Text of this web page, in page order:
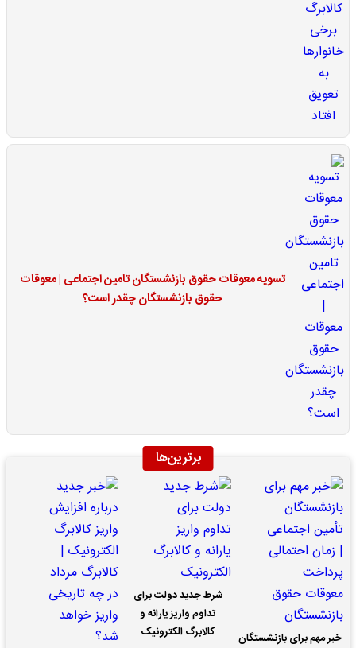
تسویه معوقات حقوق بازنشستگان تامین اجتماعی | معوقات
حقوق بازنشستگان چقدر است؟
برترین‌ها
خبر مهم برای بازنشستگان
شرط جدید دولت برای
تداوم واریز یارانه و
کالابرگ الکترونیک